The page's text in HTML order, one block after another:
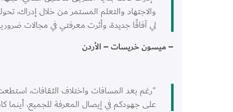
والاجتهاد والتعلم المستمر من خلال إدراك،
لي آفاقًا جديدة، وأثرت معرفتي في مجالات
– ميسون خريسات – الأردن
"رغم بعد المسافات واختلاف الثقافات،
على جهودكم في إيصال المعرفة للجميع، أينما